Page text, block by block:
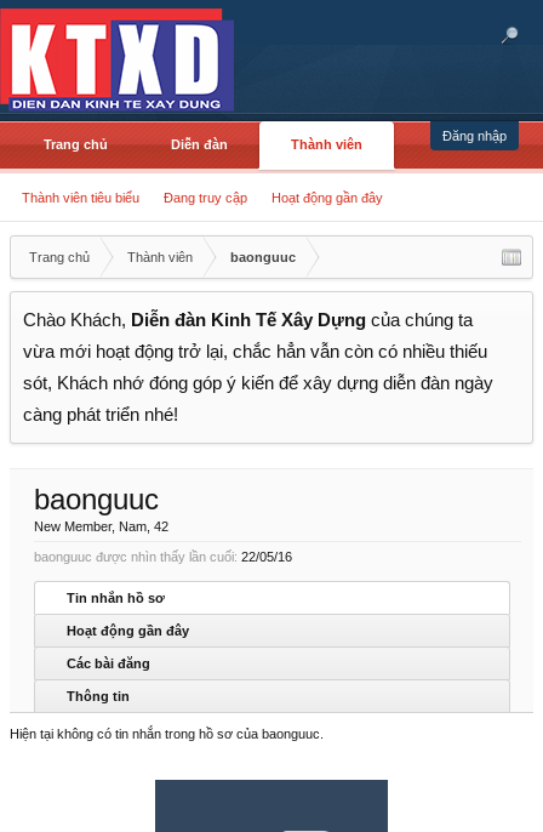
Đăng nhập
Trang chủ Diễn đàn Thành viên
Thành viên tiêu biểu Đang truy cập Hoạt động gần đây
Trang chủ Thành viên baonguuc
Chào Khách, Diễn đàn Kinh Tế Xây Dựng của chúng ta
vừa mới hoạt động trở lại, chắc hẳn vẫn còn có nhiều thiếu
sót, Khách nhớ đóng góp ý kiến để xây dựng diễn đàn ngày
càng phát triển nhé!
baonguuc
New Member, Nam, 42
baonguuc được nhìn thấy lần cuối: 22/05/16
Tin nhắn hồ sơ
Hoạt động gần đây
Các bài đăng
Thông tin
Hiện tại không có tin nhắn trong hồ sơ của baonguuc.